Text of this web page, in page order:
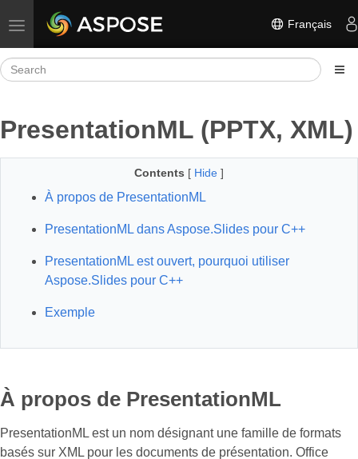
Toggle navigation Français
PresentationML (PPTX, XML)
Contents [ Hide ]
À propos de PresentationML
PresentationML dans Aspose.Slides pour C++
PresentationML est ouvert, pourquoi utiliser
Aspose.Slides pour C++
Exemple
À propos de PresentationML
PresentationML est un nom désignant une famille de formats
basés sur XML pour les documents de présentation. Office